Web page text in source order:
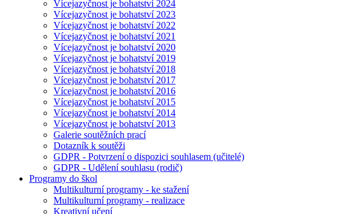
Vícejazyčnost je bohatství 2024
Vícejazyčnost je bohatství 2023
Vícejazyčnost je bohatství 2022
Vícejazyčnost je bohatství 2021
Vícejazyčnost je bohatství 2020
Vícejazyčnost je bohatství 2019
Vícejazyčnost je bohatství 2018
Vícejazyčnost je bohatství 2017
Vícejazyčnost je bohatství 2016
Vícejazyčnost je bohatství 2015
Vícejazyčnost je bohatství 2014
Vícejazyčnost je bohatství 2013
Galerie soutěžních prací
Dotazník k soutěži
GDPR - Potvrzení o dispozici souhlasem (učitelé)
GDPR - Udělení souhlasu (rodič)
Programy do škol
Multikulturní programy - ke stažení
Multikulturní programy - realizace
Kreativní učení